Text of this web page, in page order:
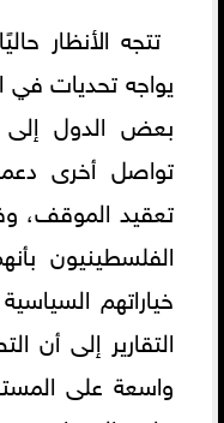
تتجه الأنظار
يواجه تحديات في
بعض الدول إلى
تواصل أخرى
تعقيد الموقف،
الفلسطينيون
خياراتهم
التقارير إلى أن
واسعة على